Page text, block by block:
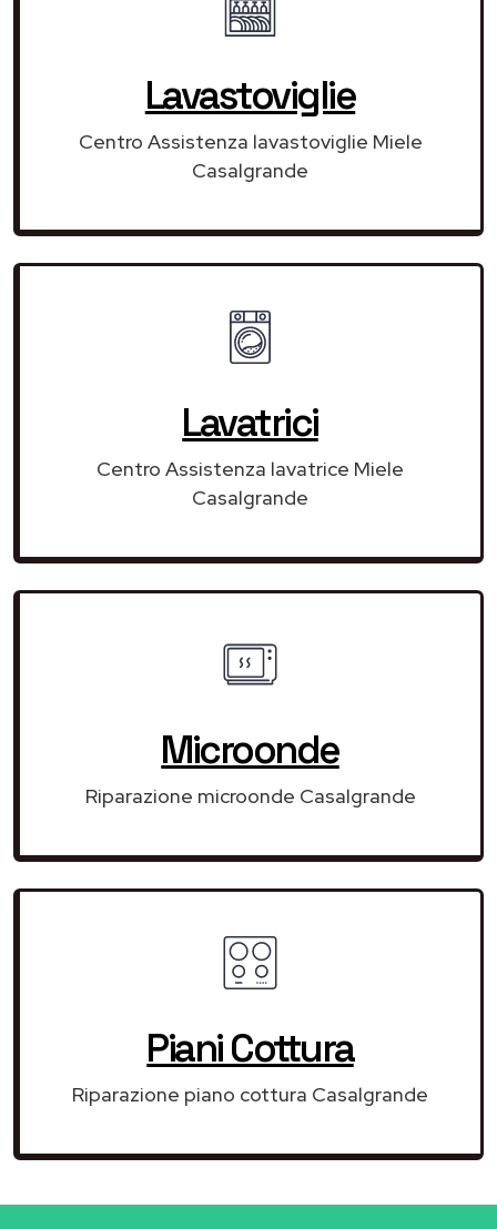
Lavastoviglie
Centro Assistenza lavastoviglie Miele
Casalgrande
Lavatrici
Centro Assistenza lavatrice Miele
Casalgrande
Microonde
Riparazione microonde Casalgrande
Piani Cottura
Riparazione piano cottura Casalgrande